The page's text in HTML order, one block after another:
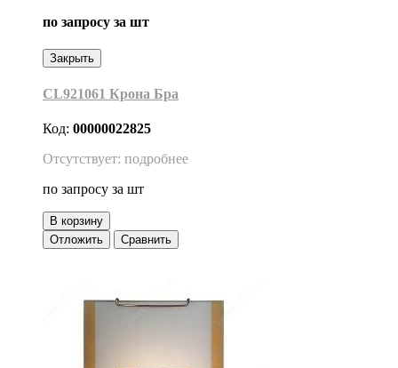
по запросу за шт
Закрыть
CL921061 Крона Бра
Код: 00000022825
Отсутствует: подробнее
по запросу за шт
В корзину
Отложить
Сравнить